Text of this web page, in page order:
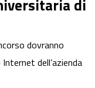
di
dovranno
dell’azienda